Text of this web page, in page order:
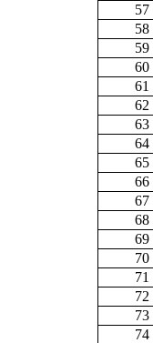
57
58
59
60
61
62
63
64
65
66
67
68
69
70
71
72
73
74